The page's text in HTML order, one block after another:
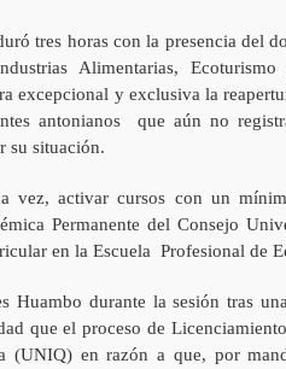
tres horas con la presencia del
Alimentarias,
excepcional y exclusiva la
antonianos que aún no
su situación.
vez, activar cursos con un
Permanente del Consejo
en la Escuela Profesional de
Huambo durante la sesión tras
que el proceso de
(UNIQ) en razón a que, por